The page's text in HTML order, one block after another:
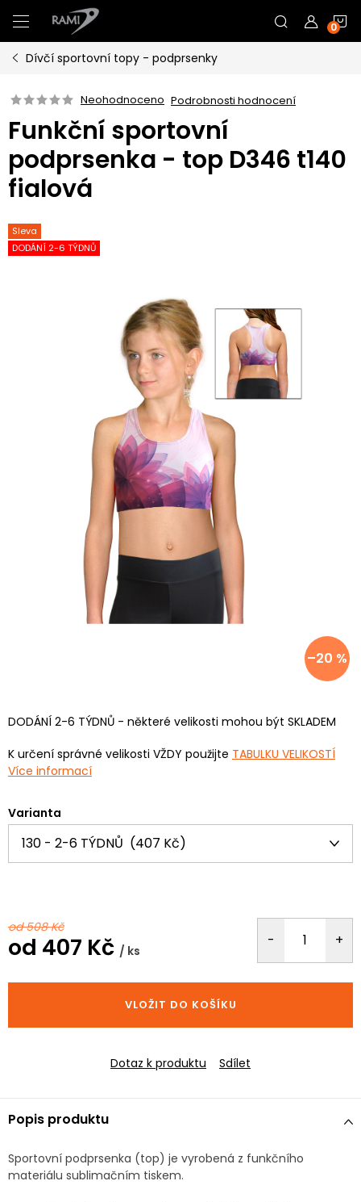
na
obsah
Dívčí sportovní topy - podprsenky
Neohodnoceno Podrobnosti hodnocení
Funkční sportovní
podprsenka - top D346 t140
fialová
Sleva
DODÁNÍ 2-6 TÝDNŮ
–20 %
DODÁNÍ 2-6 TÝDNŮ - některé velikosti mohou být SKLADEM
K určení správné velikosti VŽDY použijte TABULKU VELIKOSTÍ
Více informací
Varianta
od 508 Kč
od 407 Kč / ks
cena:
VLOŽIT DO KOŠÍKU
Dotaz k produktu Sdílet
Popis produktu
Sportovní podprsenka (top) je vyrobená z funkčního
materiálu sublimačním tiskem.